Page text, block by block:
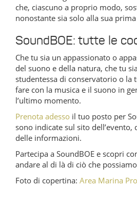
che, ciascuno a proprio modo,
nonostante sia solo alla sua
SoundBOE: tutte le
Che tu sia un appassionato o
del suono e della natura, che tu
studentessa di conservatorio o la
fare con la musica e il suono in
l’ultimo momento.
Prenota adesso il tuo posto per
sono indicate sul sito
delle informazioni.
Partecipa a SoundBOE e scopri
andare al di là di ciò che
Foto di copertina: Area Marina